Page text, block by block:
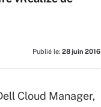
Publié le: 28 juin 2016
Cloud Manager,